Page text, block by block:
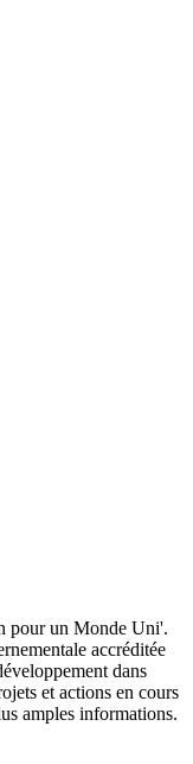
pour un Monde Uni'.
accréditée
dans
et actions en cours
amples informations.